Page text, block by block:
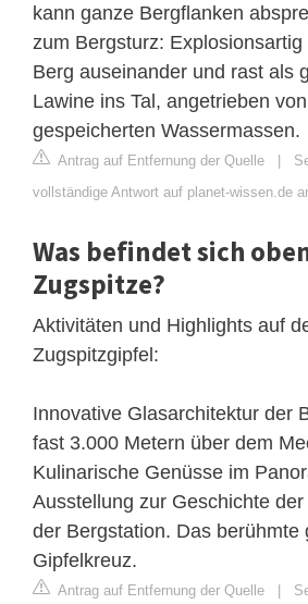
kann ganze Bergflanken
zum Bergsturz:
Berg auseinander und rast als
Lawine ins Tal, angetrieben
gespeicherten Wassermassen.
Antrag auf Entfernung der Quelle |
vollständige Antwort auf planet-wissen.de
Was befindet sich
Zugspitze?
Aktivitäten und Highlights auf
Zugspitzgipfel:
Innovative Glasarchitektur der
fast 3.000 Metern über dem
Kulinarische Genüsse im
Ausstellung zur Geschichte
der Bergstation. Das berühmte
Gipfelkreuz.
Antrag auf Entfernung der Quelle |